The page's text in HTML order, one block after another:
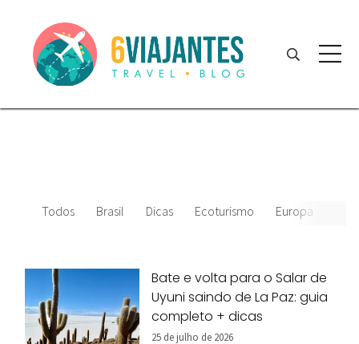
Todos Brasil Dicas Ecoturismo Europa
Bate e volta para o Salar de
Uyuni saindo de La Paz: guia
completo + dicas
25 de julho de 2026